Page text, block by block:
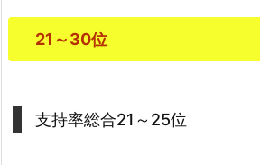
21～30位
支持率総合21～25位